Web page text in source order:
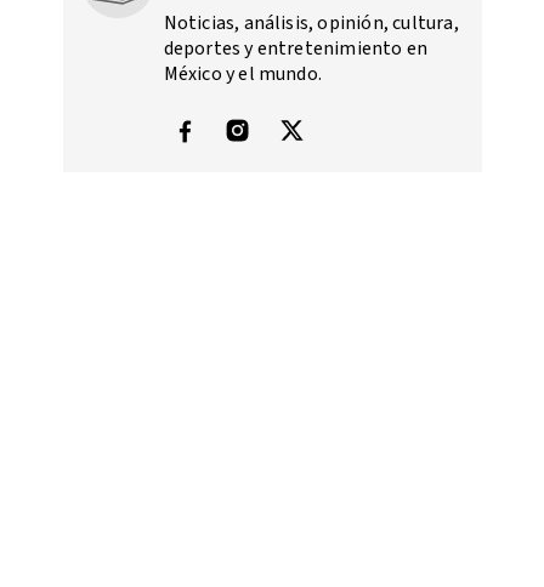
Noticias, análisis, opinión, cultura,
deportes y entretenimiento en
México y el mundo.